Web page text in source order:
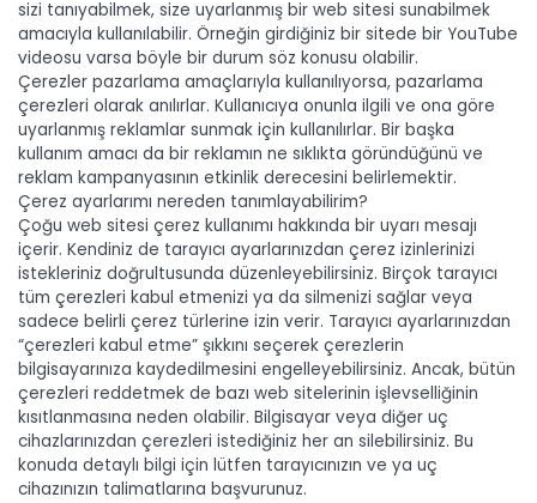
sizi tanıyabilmek, size uyarlanmış bir web sitesi sunabilmek
amacıyla kullanılabilir. Örneğin girdiğiniz bir sitede bir YouTube
videosu varsa böyle bir durum söz konusu olabilir.
Çerezler pazarlama amaçlarıyla kullanılıyorsa, pazarlama
çerezleri olarak anılırlar. Kullanıcıya onunla ilgili ve ona göre
uyarlanmış reklamlar sunmak için kullanılırlar. Bir başka
kullanım amacı da bir reklamın ne sıklıkta göründüğünü ve
reklam kampanyasının etkinlik derecesini belirlemektir.
Çerez ayarlarımı nereden tanımlayabilirim?
Çoğu web sitesi çerez kullanımı hakkında bir uyarı mesajı
içerir. Kendiniz de tarayıcı ayarlarınızdan çerez izinlerinizi
istekleriniz doğrultusunda düzenleyebilirsiniz. Birçok tarayıcı
tüm çerezleri kabul etmenizi ya da silmenizi sağlar veya
sadece belirli çerez türlerine izin verir. Tarayıcı ayarlarınızdan
“çerezleri kabul etme” şıkkını seçerek çerezlerin
bilgisayarınıza kaydedilmesini engelleyebilirsiniz. Ancak, bütün
çerezleri reddetmek de bazı web sitelerinin işlevselliğinin
kısıtlanmasına neden olabilir. Bilgisayar veya diğer uç
cihazlarınızdan çerezleri istediğiniz her an silebilirsiniz. Bu
konuda detaylı bilgi için lütfen tarayıcınızın ve ya uç
cihazınızın talimatlarına başvurunuz.